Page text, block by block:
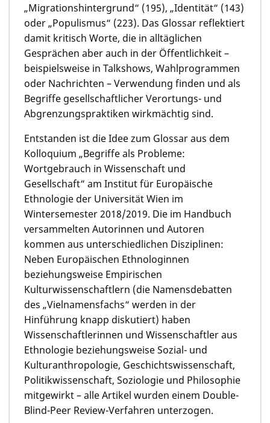
„Migrationshintergrund“ (195), „Identität“ (143)
oder „Populismus“ (223). Das Glossar reflektiert
damit kritisch Worte, die in alltäglichen
Gesprächen aber auch in der Öffentlichkeit –
beispielsweise in Talkshows, Wahlprogrammen
oder Nachrichten – Verwendung finden und als
Begriffe gesellschaftlicher Verortungs- und
Abgrenzungspraktiken wirkmächtig sind.
Entstanden ist die Idee zum Glossar aus dem
Kolloquium „Begriffe als Probleme:
Wortgebrauch in Wissenschaft und
Gesellschaft“ am Institut für Europäische
Ethnologie der Universität Wien im
Wintersemester 2018/2019. Die im Handbuch
versammelten Autorinnen und Autoren
kommen aus unterschiedlichen Disziplinen:
Neben Europäischen Ethnologinnen
beziehungsweise Empirischen
Kulturwissenschaftlern (die Namensdebatten
des „Vielnamensfachs“ werden in der
Hinführung knapp diskutiert) haben
Wissenschaftlerinnen und Wissenschaftler aus
Ethnologie beziehungsweise Sozial- und
Kulturanthropologie, Geschichtswissenschaft,
Politikwissenschaft, Soziologie und Philosophie
mitgewirkt – alle Artikel wurden einem Double-
Blind-Peer Review-Verfahren unterzogen.